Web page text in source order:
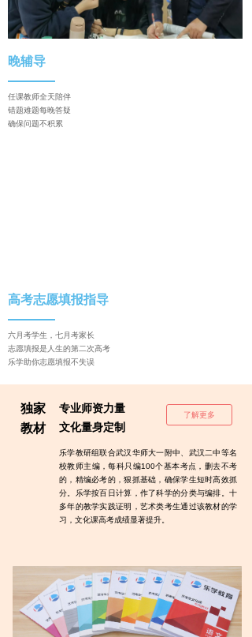
晚辅导
任课教师全天陪伴
错题难题每晚答疑
确保问题不积累
高考志愿填报指导
六月考学生，七月考家长
志愿填报是人生的第二次高考
乐学助你志愿填报不失误
独家
教材
专业师资力量
文化量身定制
乐学教研组联合武汉华师大一附中、武汉二中等名
校教师主编，每科只编100个基本考点，删去不考
的，精编必考的，狠抓基础，确保学生短时高效抓
分。乐学按百日计算，作了科学的分类与编排。十
多年的教学实践证明，艺术类考生通过该教材的学
习，文化课高考成绩显著提升。
了解更多